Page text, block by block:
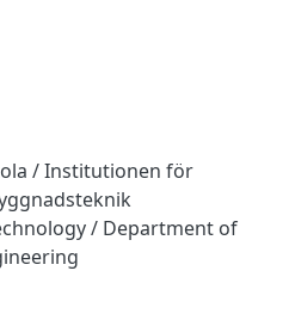
/ Institutionen för
/ Department of